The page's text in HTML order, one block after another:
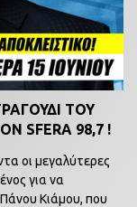
ΤΟΥ
SFERA 98,7 !
οι μεγαλύτερες
για να
Κιάμου, που